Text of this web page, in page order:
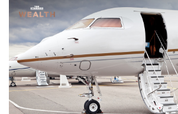
ตลาดตราสารหนี้ ESG ไทยจ่อขยายตั